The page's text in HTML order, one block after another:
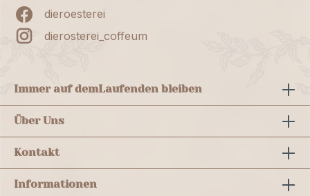
dieroesterei
dierosterei_coffeum
Immer auf demLaufenden bleiben
Über Uns
Kontakt
Informationen